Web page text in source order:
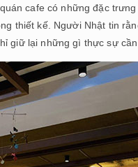
cafe có những đặc
thiết kế. Người Nhật tin
giữ lại những gì thực sự